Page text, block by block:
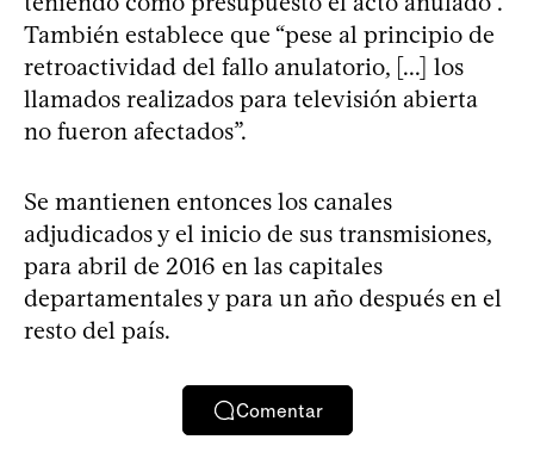
También establece que “pese al principio de
retroactividad del fallo anulatorio, [...] los
llamados realizados para televisión abierta
no fueron afectados”.
Se mantienen entonces los canales
adjudicados y el inicio de sus transmisiones,
para abril de 2016 en las capitales
departamentales y para un año después en el
resto del país.
Comentar